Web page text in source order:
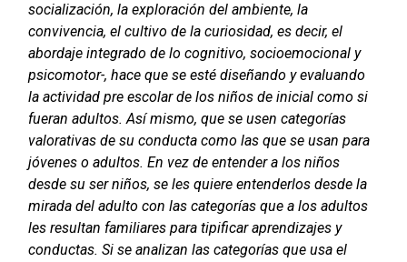
socialización, la exploración del ambiente, la
convivencia, el cultivo de la curiosidad, es decir, el
abordaje integrado de lo cognitivo, socioemocional y
psicomotor-, hace que se esté diseñando y evaluando
la actividad pre escolar de los niños de inicial como si
fueran adultos. Así mismo, que se usen categorías
valorativas de su conducta como las que se usan para
jóvenes o adultos. En vez de entender a los niños
desde su ser niños, se les quiere entenderlos desde la
mirada del adulto con las categorías que a los adultos
les resultan familiares para tipificar aprendizajes y
conductas. Si se analizan las categorías que usa el